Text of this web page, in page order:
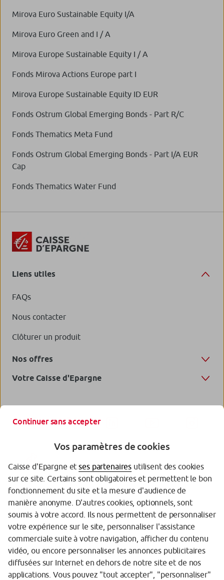
Mirova Euro Sustainable Equity I/A
Mirova Euro Green and I / A
Mirova Europe Sustainable Equity I / A
Fonds Mirova Actions Europe part I
Mirova Europe Sustainable Equity ID EUR
Fonds Ostrum Global Emerging Bonds - Part R/C
Fonds Thematics Meta Fund
Fonds Ostrum Global Emerging Bonds - Part I/A EUR
Cap
Fonds Thematics Water Fund
Liens utiles
FAQs
Nous contacter
Clôturer un produit
Nos offres
Votre Caisse d'Epargne
Garantie des Dépôts
Protection des données personnelles
Politique cookies
Sécurité
Continuer sans accepter
Vos paramètres de cookies
Caisse d'Epargne etses partenaires utilisent des cookies
sur ce site. Certains sont obligatoires et permettent le bon
fonctionnement du site et la mesure d'audience de
manière anonyme. D'autres cookies, optionnels, sont
soumis à votre accord. Ils nous permettent de personnaliser
votre expérience sur le site, personnaliser l'assistance
commerciale suite à votre navigation, afficher du contenu
vidéo, ou encore personnaliser les annonces publicitaires
diffusées sur Internet en dehors de notre site et de nos
applications. Vous pouvez "tout accepter", "personnaliser"